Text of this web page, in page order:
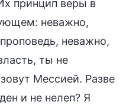
принцип веры в
неважно,
неважно,
ты не
Мессией. Разве
и не нелеп? Я